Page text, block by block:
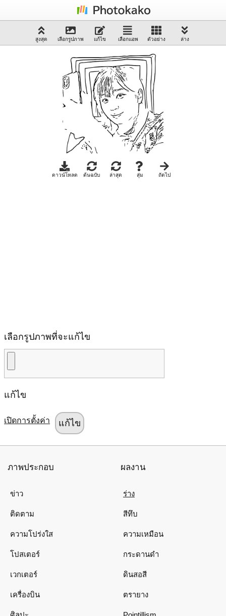
สูงสุด เลือกรูปภาพ แก้ไข เลือกแอพ ตัวอย่าง ล่าง
ดาวน์โหลด ต้นฉบับ ล่าสุด สุ่ม ถัดไป
เลือกรูปภาพที่จะแก้ไข
แก้ไข
เปิดการตั้งค่า
ภาพประกอบ
ข่าว
ติดตาม
ความโปร่งใส
โปสเตอร์
เวกเตอร์
เครื่องบิน
ผลงาน
ร่าง
สีทึบ
ความเหมือน
กระดานดำ
ดินสอสี
ตรายาง